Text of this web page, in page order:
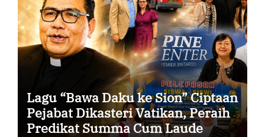
Lagu “Bawa Daku ke Sion” Ciptaan
Pejabat Dikasteri Vatikan, Peraih
Predikat Summa Cum Laude